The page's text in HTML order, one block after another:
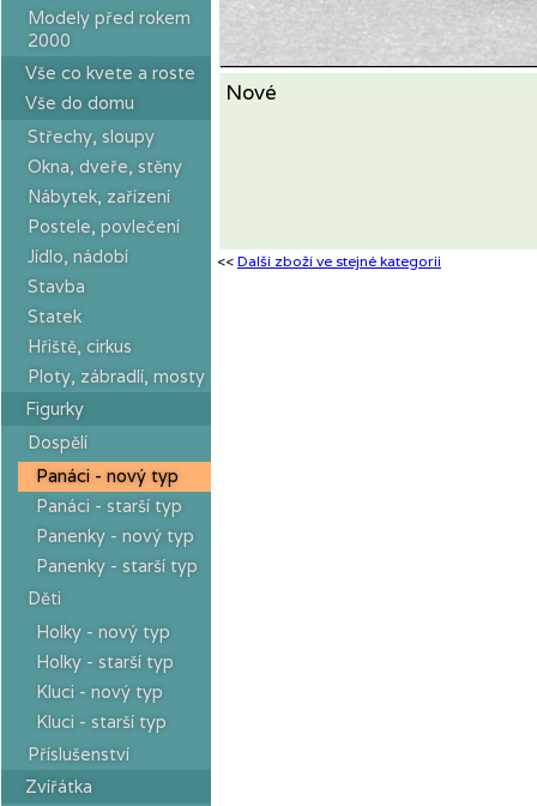
Modely před rokem
2000
Vše co kvete a roste
Vše do domu
Střechy, sloupy
Okna, dveře, stěny
Nábytek, zařízení
Postele, povlečení
Jídlo, nádobí
Stavba
Statek
Hřiště, cirkus
Ploty, zábradlí, mosty
Figurky
Dospělí
Panáci - nový typ
Panáci - starší typ
Panenky - nový typ
Panenky - starší typ
Děti
Holky - nový typ
Holky - starší typ
Kluci - nový typ
Kluci - starší typ
Příslušenství
Zvířátka
Nové
<< Další zboží ve stejné kategorii